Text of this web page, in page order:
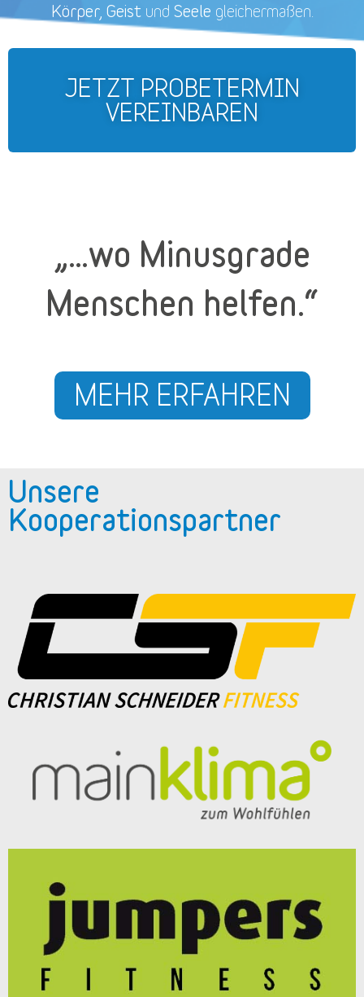
Körper, Geistund Seele gleichermaßen.
JETZT PROBETERMIN
VEREINBAREN
„…wo Minusgrade
Menschen helfen.“
MEHR ERFAHREN
Unsere
Kooperationspartner